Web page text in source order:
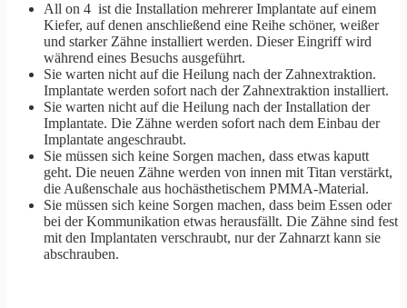
All on 4 ist die Installation mehrerer Implantate auf einem
Kiefer, auf denen anschließend eine Reihe schöner, weißer
und starker Zähne installiert werden. Dieser Eingriff wird
während eines Besuchs ausgeführt.
Sie warten nicht auf die Heilung nach der Zahnextraktion.
Implantate werden sofort nach der Zahnextraktion installiert.
Sie warten nicht auf die Heilung nach der Installation der
Implantate. Die Zähne werden sofort nach dem Einbau der
Implantate angeschraubt.
Sie müssen sich keine Sorgen machen, dass etwas kaputt
geht. Die neuen Zähne werden von innen mit Titan verstärkt,
die Außenschale aus hochästhetischem PMMA-Material.
Sie müssen sich keine Sorgen machen, dass beim Essen oder
bei der Kommunikation etwas herausfällt. Die Zähne sind fest
mit den Implantaten verschraubt, nur der Zahnarzt kann sie
abschrauben.